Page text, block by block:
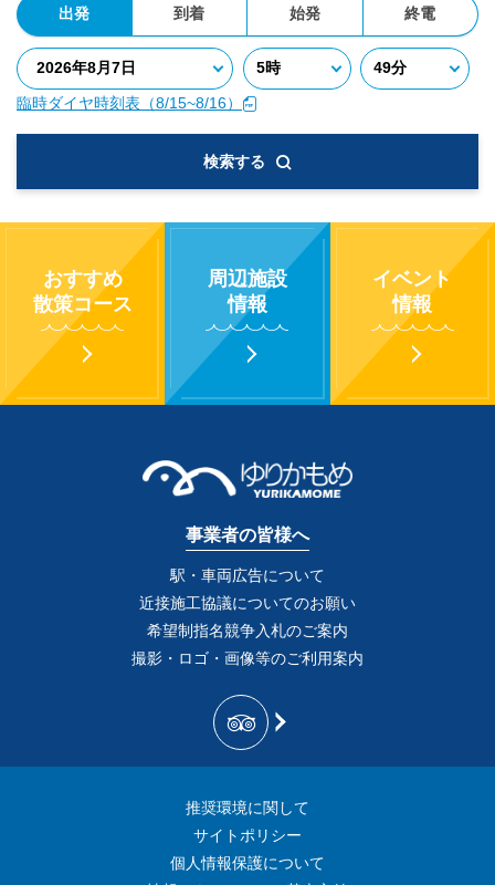
出発 到着 始発 終電
臨時ダイヤ時刻表（8/15~8/16）
検索する
おすすめ
散策コース
周辺施設
情報
イベント
情報
事業者の皆様へ
駅・車両広告について
近接施工協議についてのお願い
希望制指名競争入札のご案内
撮影・ロゴ・画像等のご利用案内
推奨環境に関して
サイトポリシー
個人情報保護について